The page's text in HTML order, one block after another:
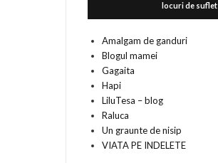
locuri de suflet
Amalgam de ganduri
Blogul mamei
Gagaita
Hapi
LiluTesa – blog
Raluca
Un graunte de nisip
VIATA PE INDELETE